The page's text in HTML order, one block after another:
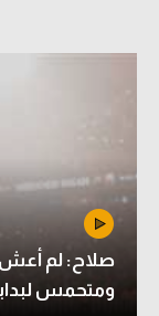
صلاح: لم أعش
ومتحمس